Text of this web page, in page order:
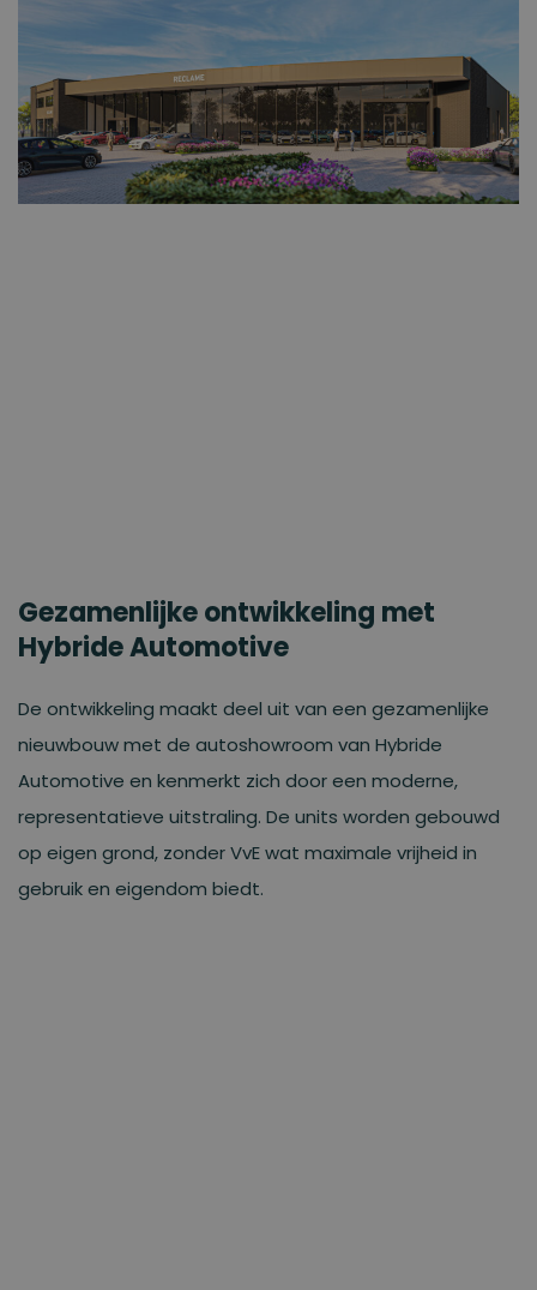
Gezamenlijke ontwikkeling met
Hybride Automotive
De ontwikkeling maakt deel uit van een gezamenlijke
nieuwbouw met de autoshowroom van Hybride
Automotive en kenmerkt zich door een moderne,
representatieve uitstraling. De units worden gebouwd
op eigen grond, zonder VvE wat maximale vrijheid in
gebruik en eigendom biedt.